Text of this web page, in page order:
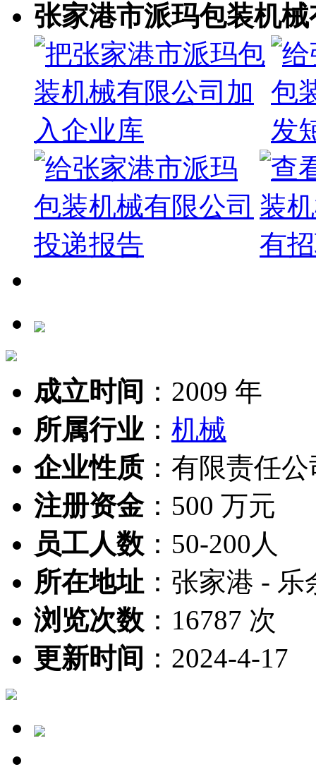
张家港市派玛包装机
成立时间 ： 2009 年
所属行业： 机械
企业性质： 有限责任公
注册资金： 500 万元
员工人数 ： 50-200人
所在地址 ： 张家港 - 乐
浏览次数 ： 16787 次
更新时间 ： 2024-4-17